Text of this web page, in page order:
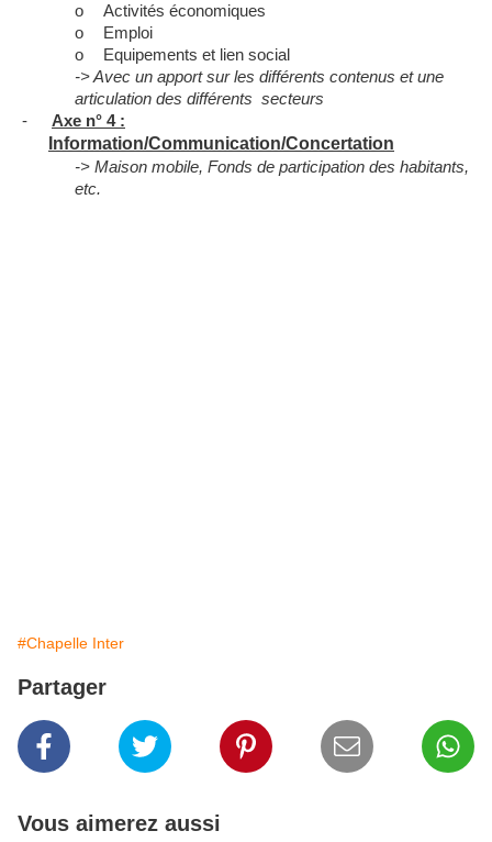
o
Activités économiques
o
Emploi
o
Equipements et lien social
-> Avec un apport sur les différents contenus et une
articulation des différents secteurs
-
Axe n° 4 :
Information/Communication/Concertation
-> Maison mobile, Fonds de participation des habitants,
etc.
#Chapelle Inter
Partager
Vous aimerez aussi